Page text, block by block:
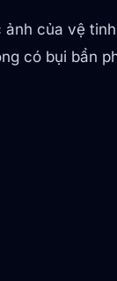
của vệ
có bụi bẩn